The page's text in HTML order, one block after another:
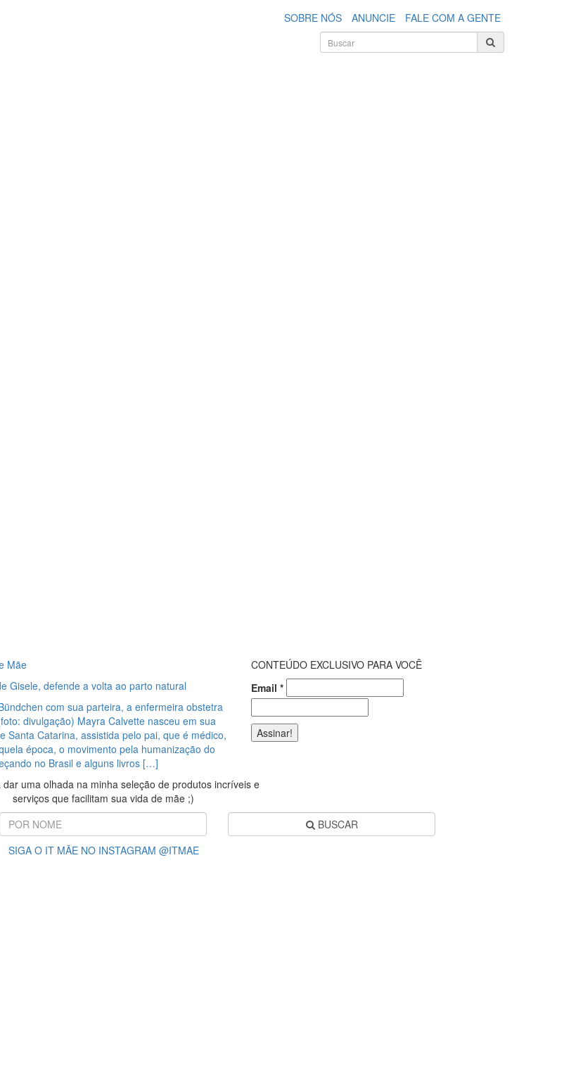
SOBRE NÓS ANUNCIE
FALE COM A GENTE
Mãe
Gisele, defende a volta ao parto natural
com sua parteira, a enfermeira obstetra
divulgação) Mayra Calvette nasceu em sua
Santa Catarina, assistida pelo pai, que é médico,
época, o movimento pela humanização do
no Brasil e alguns livros […]
CONTEÚDO EXCLUSIVO PARA VOCÊ
Email *
dar uma olhada na minha seleção de produtos incríveis e
serviços que facilitam sua vida de mãe ;)
BUSCAR
SIGA O IT MÃE NO INSTAGRAM @ITMAE